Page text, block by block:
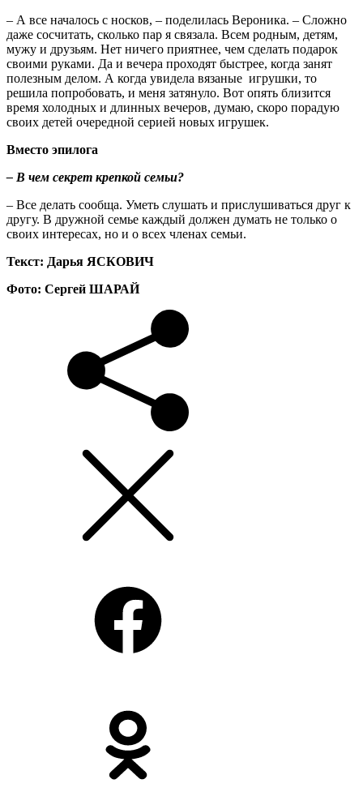
– А все началось с носков, – поделилась Вероника. – Сложно
даже сосчитать, сколько пар я связала. Всем родным, детям,
мужу и друзьям. Нет ничего приятнее, чем сделать подарок
своими руками. Да и вечера проходят быстрее, когда занят
полезным делом. А когда увидела вязаные игрушки, то
решила попробовать, и меня затянуло. Вот опять близится
время холодных и длинных вечеров, думаю, скоро порадую
своих детей очередной серией новых игрушек.
Вместо эпилога
– В чем секрет крепкой семьи?
– Все делать сообща. Уметь слушать и прислушиваться друг к
другу. В дружной семье каждый должен думать не только о
своих интересах, но и о всех членах семьи.
Текст: Дарья ЯСКОВИЧ
Фото: Сергей ШАРАЙ